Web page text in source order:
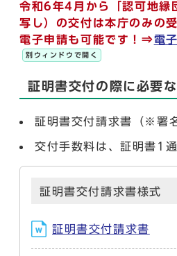
令和6年4月から「認可地縁
写し）の交付は本庁のみの
電子申請も可能です！⇒電
別ウィンドウで開く
証明書交付の際に必要
証明書交付請求書（※署
交付手数料は、証明書1
証明書交付請求書様式
証明書交付請求書